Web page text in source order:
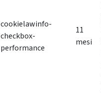
cookielawinfo-
checkbox-
performance
11
mesi